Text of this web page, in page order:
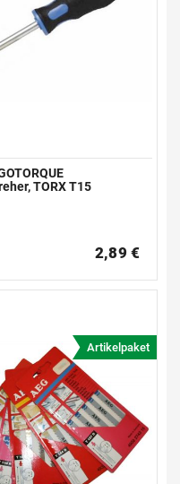
TORX T15
2,89 €
Artikelpaket